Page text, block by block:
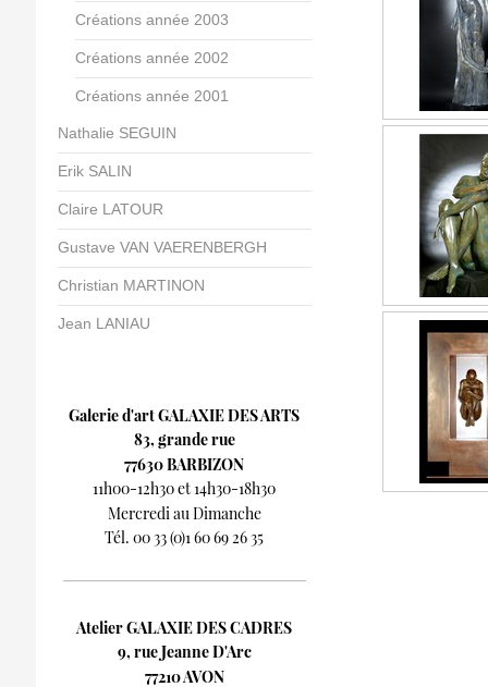
Créations année 2003
Créations année 2002
Créations année 2001
Nathalie SEGUIN
Erik SALIN
Claire LATOUR
Gustave VAN VAERENBERGH
Christian MARTINON
Jean LANIAU
Galerie d'art GALAXIE DES ARTS
83, grande rue
77630 BARBIZON
11h00-12h30 et 14h30-18h30
Mercredi au Dimanche
Tél. 00 33 (0)1 60 69 26 35
Atelier GALAXIE DES CADRES
9, rue Jeanne D'Arc
77210 AVON